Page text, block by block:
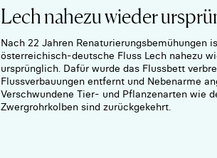
Lech nahezu wieder
Nach 22 Jahren Renaturierungsbemühungen
österreichisch-deutsche Fluss Lech nahezu
ursprünglich. Dafür wurde das Flussbett
Flussverbauungen entfernt und Nebenarme
Verschwundene Tier- und Pflanzenarten wie
Zwergrohrkolben sind zurückgekehrt.